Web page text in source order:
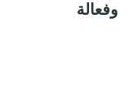
وفعالة